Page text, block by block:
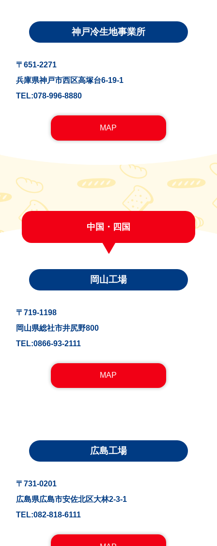
神戸冷生地事業所
〒651-2271
兵庫県神戸市西区高塚台6-19-1
TEL:078-996-8880
MAP
中国・四国
岡山工場
〒719-1198
岡山県総社市井尻野800
TEL:0866-93-2111
MAP
広島工場
〒731-0201
広島県広島市安佐北区大林2-3-1
TEL:082-818-6111